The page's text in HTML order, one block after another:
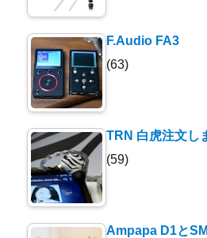
F.Audio FA3
(63)
TRN 白虎注文し
(59)
Ampapa D1と